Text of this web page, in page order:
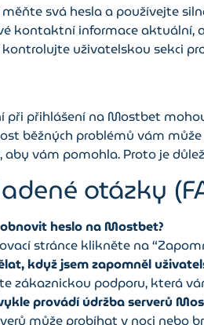
měňte svá hesla a používejte
kontaktní informace
kontrolujte uživatelskou sekci
při přihlášení na Mostbet
běžných problémů vám
aby vám pomohla. Proto je
otázky
heslo na Mostbet?
stránce klikněte na
když jsem zapomněl
zákaznickou podporu, která
provádí údržba serverů
může probíhat v noci nebo